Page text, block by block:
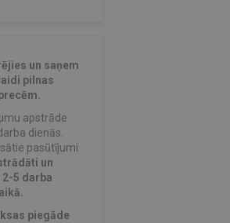
un saņem
pilnas
apstrāde
dienās.
pasūtījumi
un
5 darba
piegāde